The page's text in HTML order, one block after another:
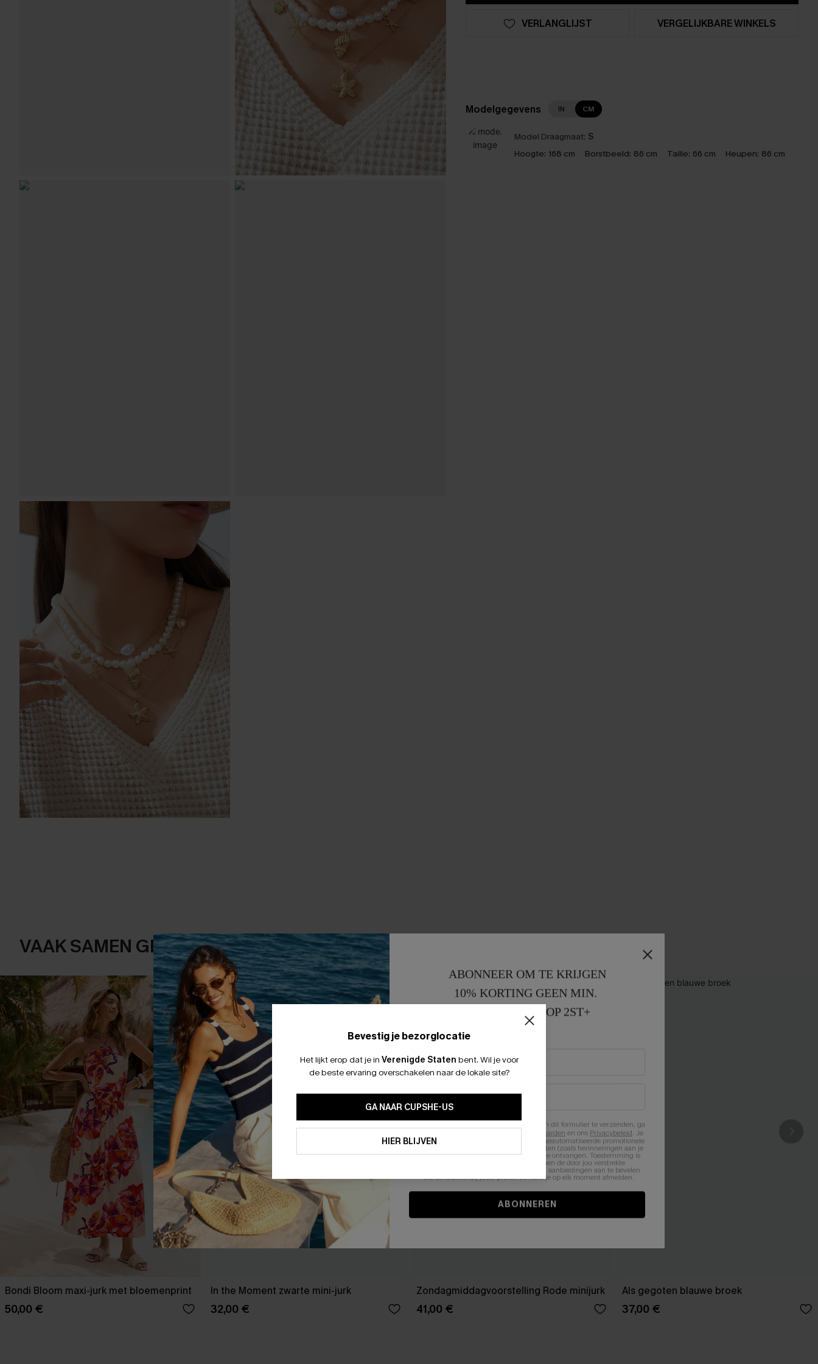
VERLANGLIJST VERGELIJKBARE WINKELS
Modelgegevens IN CM
Model Draagmaat: S
Hoogte: 168 cm Borstbeeld: 86 cm Taille: 66 cm Heupen: 86 cm
VAAK SAMEN GEKOCHT
Bondi Bloom maxi-jurk met bloemenprint
50,00 €
In the Moment zwarte mini-jurk
32,00 €
Zondagmiddagvoorstelling Rode minijurk
41,00 €
Als gegoten blauwe broek
37,00 €
Bevestig je bezorglocatie
Het lijkt erop dat je in Verenigde Staten bent. Wil je voor
de beste ervaring overschakelen naar de lokale site?
GA NAAR CUPSHE-US
HIER BLIJVEN
ABONNEER OM TE KRIJGEN
10% KORTING GEEN MIN.
15% KORTING OP 2ST+
Door je contactgegevens in te vullen en dit formulier te verzenden, ga
Algemene Voorwaarden en ons Privacybeleid. Je
stemt er tevens mee in om herhaalde geautomatiseerde promotionele
en gepersonaliseerde marketingberichten (zoals herinneringen aan je
winkelwagen) en e-mails van Cupshe te ontvangen. Toestemming is
niet vereist voor een aankoop. We kunnen de door jou verstrekte
informatie gebruiken om producten en aanbiedingen aan te bevelen
die aansluiten bij jouw profiel. Je kunt je op elk moment afmelden.
ABONNEREN